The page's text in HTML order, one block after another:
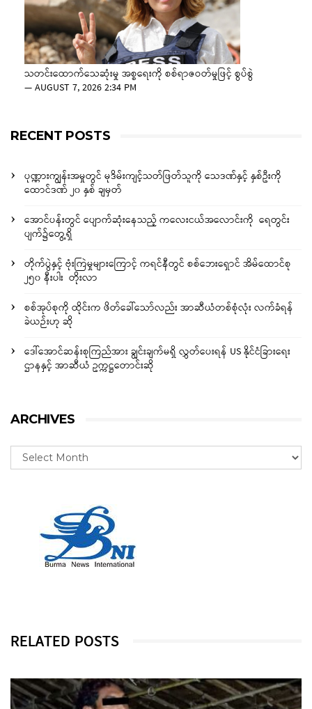
သတင်းထောက်သေဆုံးမှု အစ္စရေးကို စစ်ရာဇဝတ်မှုဖြင့် စွပ်စွဲ
—AUGUST 7, 2026 2:34 PM
RECENT POSTS
ပုဏ္ဏားကျွန်းအမှုတွင် မုဒိမ်းကျင့်သတ်ဖြတ်သူကို သေဒဏ်နှင့် နှစ်ဦးကို
ထောင်ဒဏ် ၂၀ နှစ် ချမှတ်
အောင်ပန်းတွင် ပျောက်ဆုံးနေသည့် ကလေးငယ်အလောင်းကို ရေတွင်း
ပျက်၌တွေ့ရှိ
တိုက်ပွဲနှင့် ဗုံးကြဲမှုများကြောင့် ကရင်နီတွင် စစ်ဘေးရှောင် အိမ်ထောင်စု
၂၅၀ နီးပါး တိုးလာ
စစ်အုပ်စုကို ထိုင်းက ဖိတ်ခေါ်သော်လည်း အာဆီယံတစ်စုံလုံး လက်ခံရန်
ခဲယဉ်းဟု ဆို
ဒေါ်အောင်ဆန်းစုကြည်အား ချွင်းချက်မရှိ လွှတ်ပေးရန် US နိုင်ငံခြားရေး
ဌာနနှင့် အာဆီယံ ဥက္ကဋ္ဌတောင်းဆို
ARCHIVES
RELATED POSTS